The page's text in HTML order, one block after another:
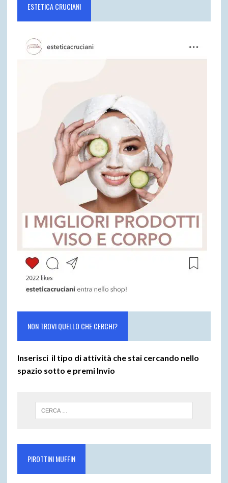
ESTETICA CRUCIANI
NON TROVI QUELLO CHE CERCHI?
Inserisci il tipo di attività che stai cercando nello
spazio sotto e premi Invio
PIROTTINI MUFFIN